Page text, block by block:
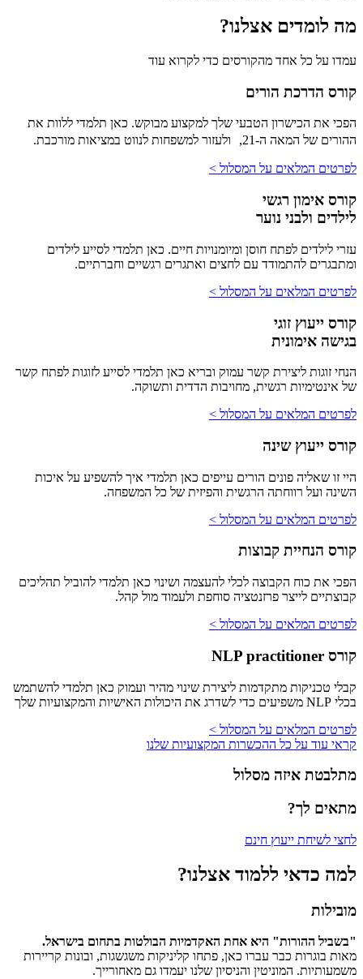
מה לומדים אצלנו?
עמדו על כל אחד מהקורסים כדי לקרוא עוד
קורס הדרכת הורים
הפכי את הכישרון הטבעי שלך למקצוע מבוקש. כאן תלמדי ללוות את
ההורים של המאה ה-21, ולעזור למשפחות לנווט במציאות מורכבת.
לפרטים המלאים על המסלול >
קורס אימון רגשי
לילדים ולבני נוער
עזרי לילדים לפתח חוסן ומיומנויות חיים. כאן תלמדי לסייע לילדים
ומתבגרים להתמודד עם לחצים ואתגרים רגשיים וחברתיים.
לפרטים המלאים על המסלול >
קורס ייעוץ זוגי
בגישה אימונית
הנחי זוגות ליצירת קשר עמוק ובריא כאן תלמדי לסייע לזוגות לפתח קשר
של אינטימיות רגשית, מחויבות הדדית ותשוקה.
לפרטים המלאים על המסלול >
קורס ייעוץ שינה
היי זו שאליה פונים הורים עייפים כאן תלמדי איך להשפיע על איכות
השינה ועל רווחתה הרגשית והפיזית של כל המשפחה.
לפרטים המלאים על המסלול >
קורס הנחיית קבוצות
הפכי את כוח הקבוצה לכלי להעצמה ושינוי כאן תלמדי להוביל תהליכים
קבוצתיים לייצר פרזנטציה סוחפת ולעמוד מול קהל.
לפרטים המלאים על המסלול >
קורס NLP practitioner
קבלי טכניקות מתקדמות ליצירת שינוי מהיר ועמוק כאן תלמדי להשתמש
בכלי NLP משפיעים כדי לשדרג את היכולות האישיות והמקצועיות שלך
לפרטים המלאים על המסלול >
קראי עוד על כל ההכשרות המקצועיות שלנו
מתלבטת איזה מסלול
מתאים לך?
לחצי לשיחת ייעוץ חינם
למה כדאי ללמוד אצלנו?
מובילות
"בשביל ההורות" היא אחת האקדמיות הבולטות בתחום בישראל.
מאות בוגרות כבר עברו כאן, פתחו קליניקות משגשגות, ובונות קריירות
משמעותיות. המוניטין והניסיון שלנו יעמדו גם מאחורייך.